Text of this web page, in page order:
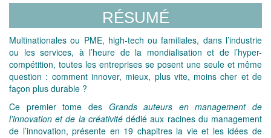
RÉSUMÉ
Multinationales ou PME, high-tech ou familiales, dans l’industrie
ou les services, à l’heure de la mondialisation et de l’hyper-
compétition, toutes les entreprises se posent une seule et même
question : comment innover, mieux, plus vite, moins cher et de
façon plus durable ?
Ce premier tome des Grands auteurs en management de
l’innovation et de la créativitédédié aux racines du management
de l’innovation, présente en 19 chapitres la vie et les idées de